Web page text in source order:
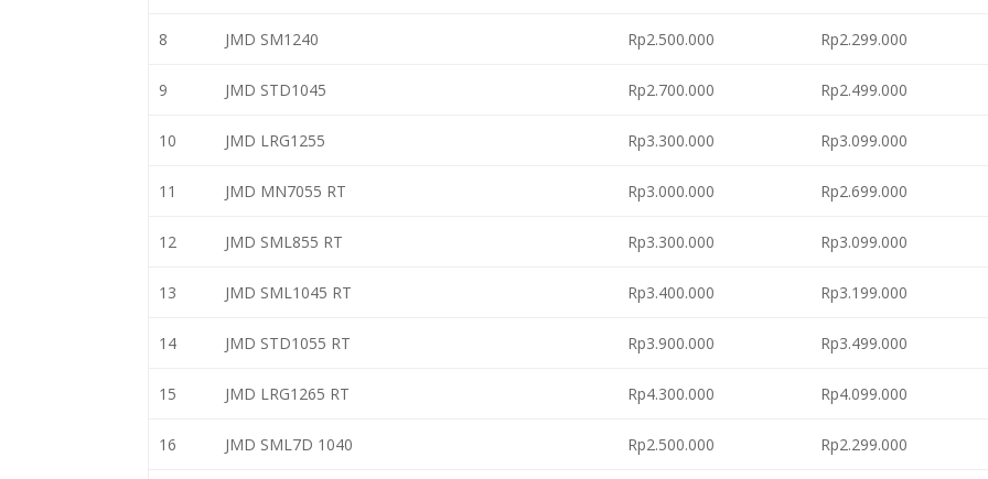
8 JMD SM1240 Rp2.500.000 Rp2.299.000
9 JMD STD1045 Rp2.700.000 Rp2.499.000
10 JMD LRG1255 Rp3.300.000 Rp3.099.000
11 JMD MN7055 RT Rp3.000.000 Rp2.699.000
12 JMD SML855 RT Rp3.300.000 Rp3.099.000
13 JMD SML1045 RT Rp3.400.000 Rp3.199.000
14 JMD STD1055 RT Rp3.900.000 Rp3.499.000
15 JMD LRG1265 RT Rp4.300.000 Rp4.099.000
16 JMD SML7D 1040 Rp2.500.000 Rp2.299.000